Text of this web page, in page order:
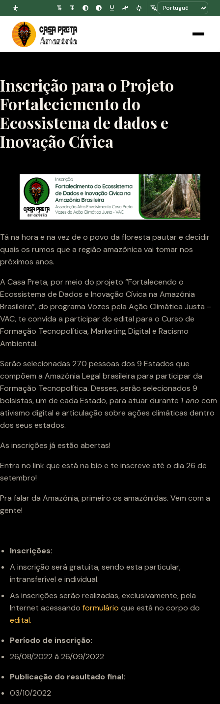
Inscrição para o Projeto
Fortaleciemento do
Ecossistema de dados e
Inovação Cívica
Tá na hora e na vez de o povo da floresta pautar e decidir
quais os rumos que a região amazônica vai tomar nos
próximos anos.
A Casa Preta, por meio do projeto “Fortalecendo o
Ecossistema de Dados e Inovação Cívica na Amazônia
Brasileira”, do programa Vozes pela Ação Climática Justa –
VAC, te convida a participar do edital para o Curso de
Formação Tecnopolítica, Marketing Digital e Racismo
Ambiental.
Serão selecionadas 270 pessoas dos 9 Estados que
compõem a Amazônia Legal brasileira para participar da
Formação Tecnopolítica. Desses, serão selecionados 9
bolsistas, um de cada Estado, para atuar durante 1 ano com
ativismo digital e articulação sobre ações climáticas dentro
dos seus estados.
As inscrições já estão abertas!
Entra no link que está na bio e te inscreve até o dia 26 de
setembro!
Pra falar da Amazônia, primeiro os amazônidas. Vem com a
gente!
Inscrições:
A inscrição será gratuita, sendo esta particular,
intransferível e individual.
As inscrições serão realizadas, exclusivamente, pela
Internet acessando formulário que está no corpo do
edital.
Período de inscrição:
26/08/2022 à 26/09/2022
Publicação do resultado final:
03/10/2022